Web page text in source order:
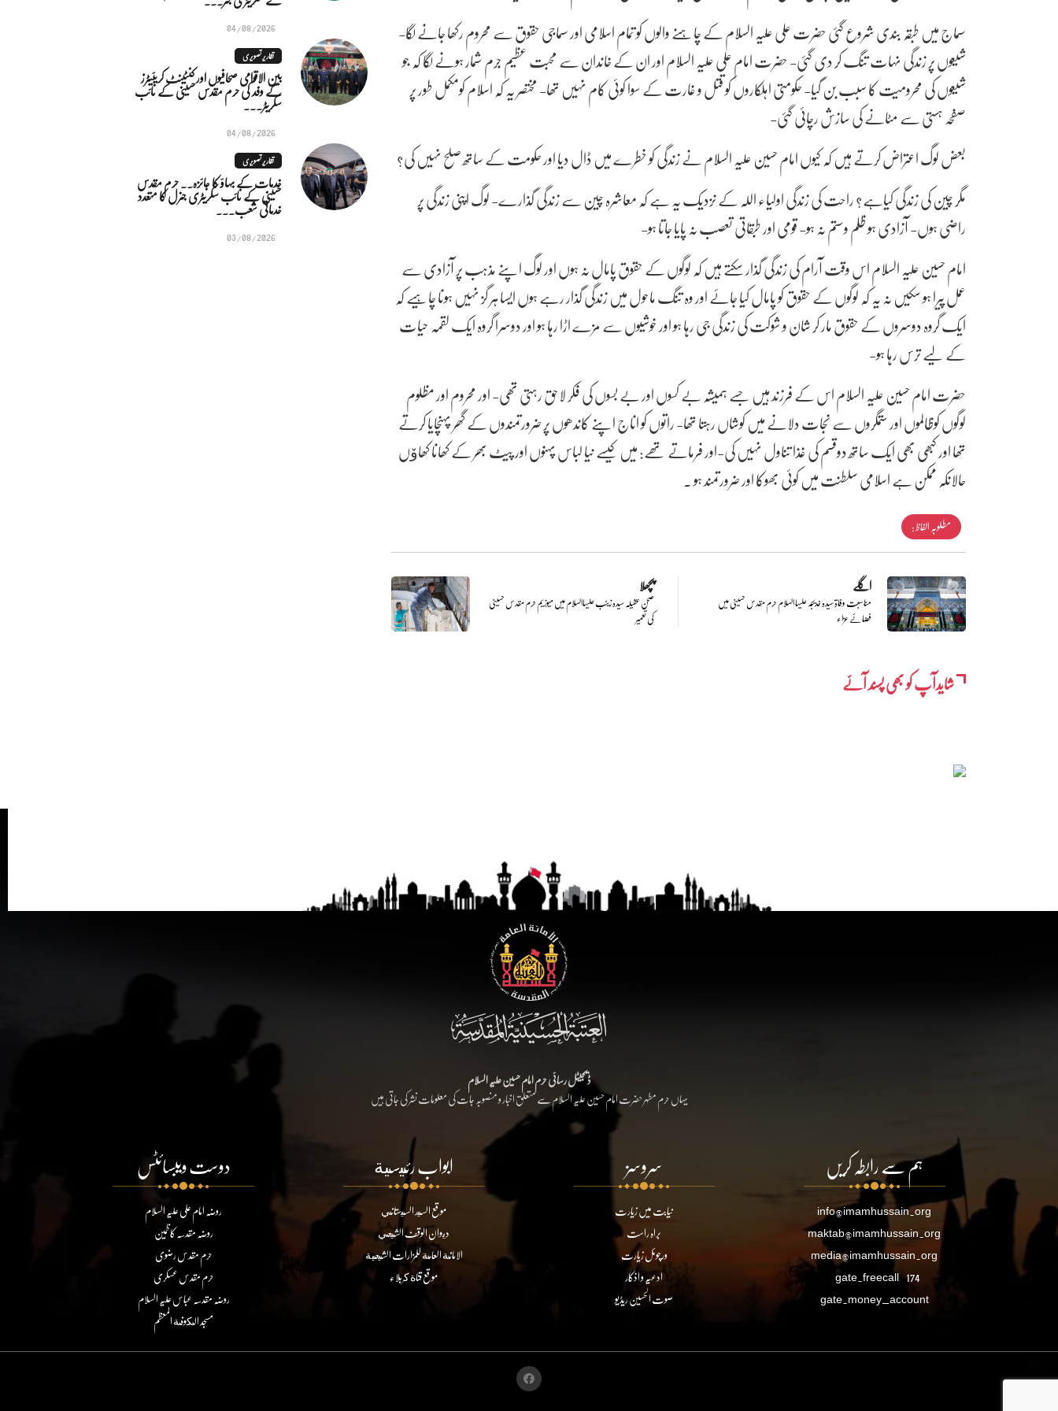
سماج میں طبقہ بندی شروع گئی حضرت علی علیہ السلام کے چاہنے والوں کو تمام اسلامی اور سماجی حقوق سے محروم رکھا جانے لگا-
شیعوں پر زندگی نہات تنگ کر دی گئی- حضرت امام علی علیہ السلام اور ان کے خاندان سے محبت عظیم جرم شمار ہونے لگا کہ جو
شیعوں کی محرومیت کا سبب بن گیا- حکومتی اہلکاروں کو قتل و غارت کے سوا کوئی کام نہیں تھا- مختصر یہ کہ اسلام کومکمل طور پر
صفحہ ہستی سے مٹانے کی سازش رچائی گئی-
بعض لوگ اعتراض کرتے ہیں کہ کیوں امام حسین علیہ السلام نے زندگی کو خطرے میں ڈال دیا اور حکومت کے ساتھ صلح نہیں کی؟
مگر چین کی زندگی کیاہے؟ راحت کی زندگی اولیاء اللہ کے نزدیک یہ ہے کہ معاشرہ چین سے زندگی گذارے- لوگ اپنی زندگی پر
راضی ہوں- آزادی ہو ظلم وستم نہ ہو- قومی اور طبقاتی تعصب نہ پایا جاتا ہو-
امام حسین علیہ السلام اس وقت آرام کی زندگی گذار سکتے ہیں کہ لوگوں کے حقوق پامال نہ ہوں اور لوگ اپنے مذہب پر آزادی سے
عمل پیرا ہو سکیں نہ یہ کہ لوگوں کے حقوق کو پامال کیا جائے اور وہ تنگ ماحول میں زندگی گذار رہے ہوں ایسا ہر گز نہیں ہونا چاہیے کہ
ایک گروہ دوسروں کے حقوق مار کر شان و شوکت کی زندگی جی رہا ہو اور خوشیوں سے مزے اڑا رہا ہو اور دوسرا گروہ ایک لقمہ حیات
کے لیے ترس رہا ہو-
حضرت امام حسین علیہ السلام اس کے فرزند ہیں جسے ہمیشہ بے کسوں اور بے بسوں کی فکر لاحق رہتی تھی- اور محروم اور مظلوم
لوگوں کوظالموں اور ستمگروں سے نجات دلانے میں کوشاں رہتا تھا- راتوں کو اناج اپنے کاندھوں پر ضرورتمندوں کے گھر پہنچایا کرتے
تھا اور کبھی بھی ایک ساتھ دوقسم کی غذا تناول نہیں کی-اور فرماتے تھے: میں کیسے نیا لباس پہنوں اور پیٹ بھر کے کھانا کھاۆں
حالانکہ ممکن ہے اسلامی سلطنت میں کوئی بھوکا اور ضرورتمند ہو .
مطلوبہ الفاظ :
پچھلا
صحن عقیلہ سیدہ زینب علیہاالسلام میں میوزیم حرم مقدس حسینی
کی تعمیر
اگلے
مناسبت وفاۃ سیدہ خدیجہ علیہا السلام حرم مقدس حسینی میں
فضائے عزاء
شایدآپ کو بھی پسند آئے
04/08/2026
تقاریر تصویری
بین الاقوامی صحافیوں اور کنٹینٹ کریئیٹرز
کے وفد کی حرم مقدس حسینی کے نائب
سکریٹر...
04/08/2026
تقاریر تصویری
خدمات کے بہاؤ کا جائزہ.. حرم مقدس
حسینی کے نائب سکریٹری جنرل کا متعدد
خدماتی شعب...
03/08/2026
ڈیجیٹل رسائی حرم امام حسین علیہ السلام
یہاں حرم مطہر حضرت امام حسین علیہ السلام سے متعلق اخبار و منصوبہ جات کی معلومات نشر کی جاتی ہیں
ہم سے رابطہ کریں
info@imamhussain.org
maktab@imamhussain.org
media@imamhussain.org
gate.freecall 174
gate.money_account
سروسز
نیابت میں زیارت
براہ راست
ورچوئل زیارت
ادعیہ و اذکار
صوت الحسین ریڈیو
ابواب رئيسية
موقع السيد السيستاني
ديوان الوقف الشيعي
الامانة العامة للمزارات الشيعية
موقع قناة كربلاء
دوست ویبسائٹس
روضہ امام علی علیہ السلام
روضہ مقدسہ کاظمین
حرم مقدس رضوی
حرم مقدس عسکری
روضہ مقدسہ عباس علیہ السلام
مسجد الكوفة المعظم